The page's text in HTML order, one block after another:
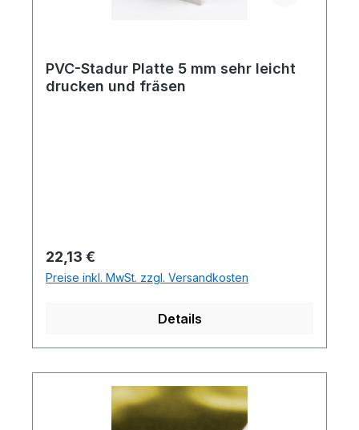
PVC-Stadur Platte 5 mm sehr leicht
drucken und fräsen
Regulärer Preis:
22,13 €
Preise inkl. MwSt. zzgl. Versandkosten
Details